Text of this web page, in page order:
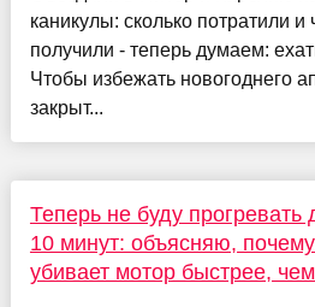
каникулы: сколько потратили и
получили - теперь думаем:
Чтобы избежать новогоднего
закрыт...
Теперь не буду прогревать
10 минут: объясняю,
убивает мотор быстрее,